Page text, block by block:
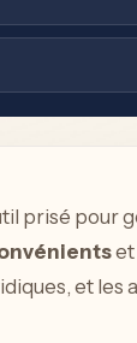
prisé pour
et
et les